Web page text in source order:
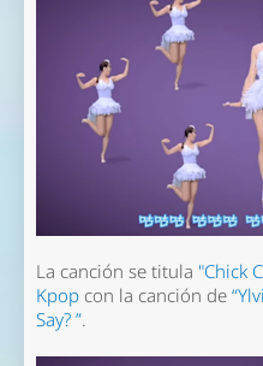
La canción se titula "Chick
Kpopcon la canción de
Say? ”.